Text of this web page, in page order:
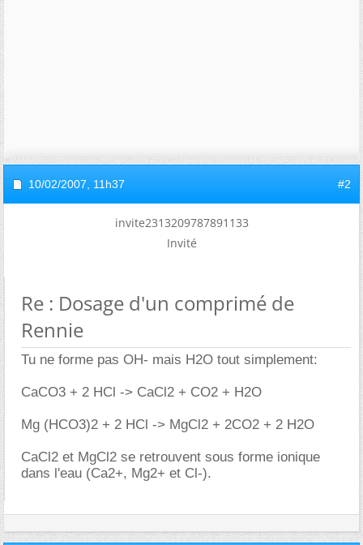
10/02/2007, 11h37 #2
invite2313209787891133
Invité
Re : Dosage d'un comprimé de
Rennie
Tu ne forme pas OH- mais H2O tout simplement:
CaCO3 + 2 HCl -> CaCl2 + CO2 + H2O
Mg (HCO3)2 + 2 HCl -> MgCl2 + 2CO2 + 2 H2O
CaCl2 et MgCl2 se retrouvent sous forme ionique
dans l'eau (Ca2+, Mg2+ et Cl-).